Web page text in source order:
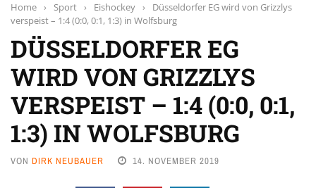
Home › Sport › Eishockey ›
Düsseldorfer EG wird von Grizzlys
verspeist – 1:4 (0:0, 0:1, 1:3) in Wolfsburg
DÜSSELDORFER EG
WIRD VON GRIZZLYS
VERSPEIST – 1:4 (0:0, 0:1,
1:3) IN WOLFSBURG
VON DIRK NEUBAUER 14. NOVEMBER 2019